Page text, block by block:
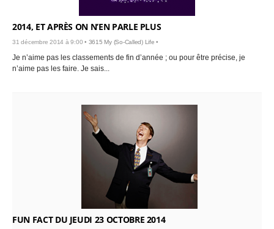
2014, ET APRÈS ON N’EN PARLE PLUS
31 décembre 2014 à 9:00 • 3615 My (So-Called) Life •
Je n’aime pas les classements de fin d’année ; ou pour être précise, je
n’aime pas les faire. Je sais...
FUN FACT DU JEUDI 23 OCTOBRE 2014